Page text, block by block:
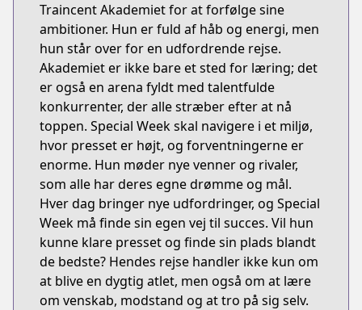
Traincent Akademiet for at forfølge sine
ambitioner. Hun er fuld af håb og energi, men
hun står over for en udfordrende rejse.
Akademiet er ikke bare et sted for læring; det
er også en arena fyldt med talentfulde
konkurrenter, der alle stræber efter at nå
toppen. Special Week skal navigere i et miljø,
hvor presset er højt, og forventningerne er
enorme. Hun møder nye venner og rivaler,
som alle har deres egne drømme og mål.
Hver dag bringer nye udfordringer, og Special
Week må finde sin egen vej til succes. Vil hun
kunne klare presset og finde sin plads blandt
de bedste? Hendes rejse handler ikke kun om
at blive en dygtig atlet, men også om at lære
om venskab, modstand og at tro på sig selv.